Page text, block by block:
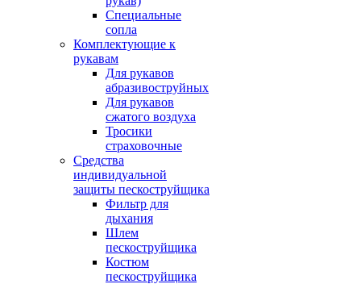
Специальные
сопла
Комплектующие к
рукавам
Для рукавов
абразивоструйных
Для рукавов
сжатого воздуха
Тросики
страховочные
Средства
индивидуальной
защиты пескоструйщика
Фильтр для
дыхания
Шлем
пескоструйщика
Костюм
пескоструйщика